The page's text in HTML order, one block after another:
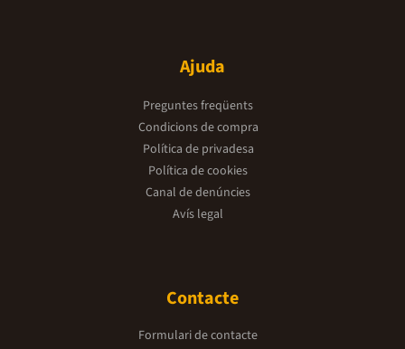
Ajuda
Preguntes freqüents
Condicions de compra
Política de privadesa
Política de cookies
Canal de denúncies
Avís legal
Contacte
Formulari de contacte